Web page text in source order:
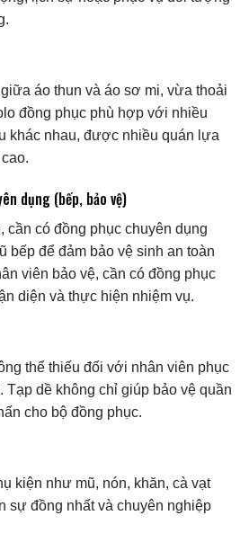
áo thun và áo sơ mi, vừa thoải
đồng phục phù hợp với nhiều
khác nhau, được nhiều quán lựa
dụng (bếp, bảo vệ)
có đồng phục chuyên dụng
bếp để đảm bảo vệ sinh an toàn
viên bảo vệ, cần có đồng phục
diện và thực hiện nhiệm vụ.
thể thiếu đối với nhân viên phục
Tạp dề không chỉ giúp bảo vệ quần
cho bộ đồng phục.
kiện như mũ, nón, khăn, cà vạt
sự đồng nhất và chuyên nghiệp